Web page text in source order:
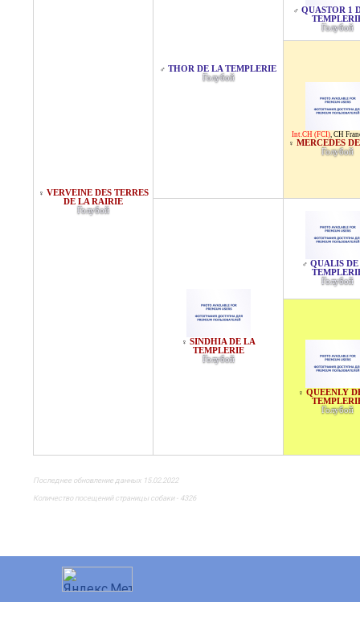
♀ VERVEINE DES TERRES
DE LA RAIRIE
Голубой
♂ THOR DE LA TEMPLERIE
Голубой
♂ QUASTOR 1
Голубой
Int.CH (FCI), CH
♀ MERCEDES
Голубой
♀ SINDHIA DE LA
TEMPLERIE
Голубой
♂ QUALIS
Голубой
♀ QUEENLY
Голубой
Последнее обновление данных 15.02.2022
Количество посещений страницы собаки - 4326